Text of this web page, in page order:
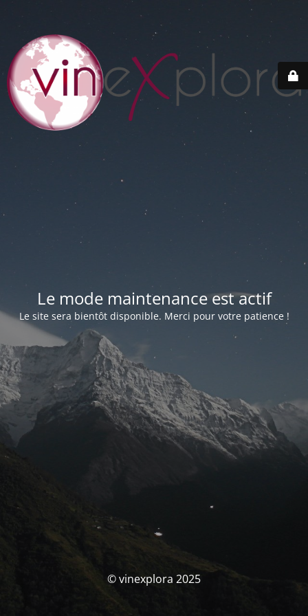
Le mode maintenance est actif
Le site sera bientôt disponible. Merci pour votre patience !
© vinexplora 2025